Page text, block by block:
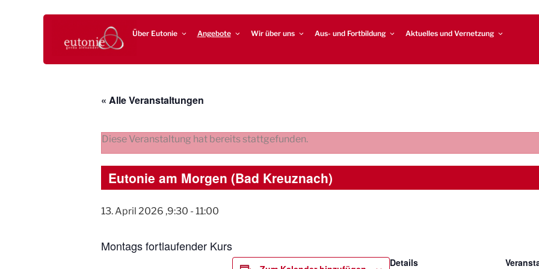
EUTONIE.DE
Über Eutonie Angebote Wir über uns Aus- und Fortbildung Aktuelles und Vernetzung
« Alle Veranstaltungen
Diese Veranstaltung hat bereits stattgefunden.
Eutonie am Morgen (Bad Kreuznach)
13. April 2026 ,9:30 - 11:00
Montags fortlaufender Kurs
Details